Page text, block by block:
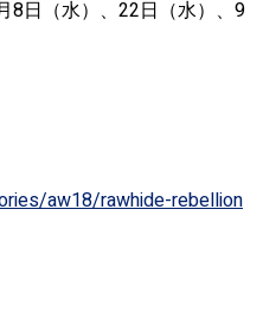
8日（水）、22日（水）、9
aw18/rawhide-rebellion